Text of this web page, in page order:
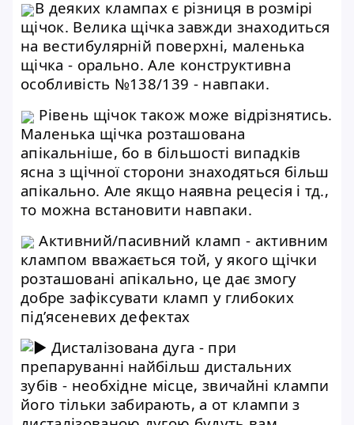
В деяких клампах є різниця в розмірі
щічок. Велика щічка завжди знаходиться
на вестибулярній поверхні, маленька
щічка - орально. Але конструктивна
особливість №138/139 - навпаки.
Рівень щічок також може відрізнятись.
Маленька щічка розташована
апікальніше, бо в більшості випадків
ясна з щічної сторони знаходяться більш
апікально. Але якщо наявна рецесія і тд.,
то можна встановити навпаки.
Активний/пасивний кламп - активним
клампом вважається той, у якого щічки
розташовані апікально, це дає змогу
добре зафіксувати кламп у глибоких
підʼясеневих дефектах
Дисталізована дуга - при
препаруванні найбільш дистальних
зубів - необхідне місце, звичайні клампи
його тільки забирають, а от клампи з